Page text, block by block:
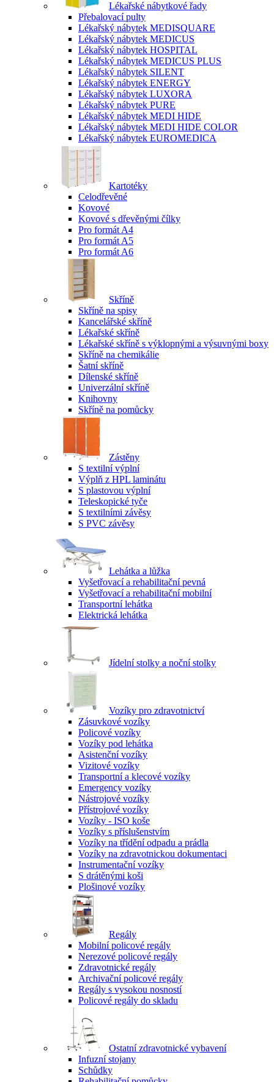
Lékařské nábytkové řady
Přebalovací pulty
Lékařský nábytek MEDISQUARE
Lékařský nábytek MEDICUS
Lékařský nábytek HOSPITAL
Lékařský nábytek MEDICUS PLUS
Lékařský nábytek SILENT
Lékařský nábytek ENERGY
Lékařský nábytek LUXORA
Lékařský nábytek PURE
Lékařský nábytek MEDI HIDE
Lékařský nábytek MEDI HIDE COLOR
Lékařský nábytek EUROMEDICA
Kartotéky
Celodřevěné
Kovové
Kovové s dřevěnými čílky
Pro formát A4
Pro formát A5
Pro formát A6
Skříně
Skříně na spisy
Kancelářské skříně
Lékařské skříně
Lékařské skříně s výklopnými a výsuvnými boxy
Skříně na chemikálie
Šatní skříně
Dílenské skříně
Univerzální skříně
Knihovny
Skříně na pomůcky
Zástěny
S textilní výplní
Výplň z HPL laminátu
S plastovou výplní
Teleskopické tyče
S textilními závěsy
S PVC závěsy
Lehátka a lůžka
Vyšetřovací a rehabilitační pevná
Vyšetřovací a rehabilitační mobilní
Transportní lehátka
Elektrická lehátka
Jídelní stolky a noční stolky
Vozíky pro zdravotnictví
Zásuvkové vozíky
Policové vozíky
Vozíky pod lehátka
Asistenční vozíky
Vizitové vozíky
Transportní a klecové vozíky
Emergency vozíky
Nástrojové vozíky
Přístrojové vozíky
Vozíky - ISO koše
Vozíky s příslušenstvím
Vozíky na třídění odpadu a prádla
Vozíky na zdravotnickou dokumentaci
Instrumentační vozíky
S drátěnými koši
Plošinové vozíky
Regály
Mobilní policové regály
Nerezové policové regály
Zdravotnické regály
Archivační policové regály
Regály s vysokou nosností
Policové regály do skladu
Ostatní zdravotnické vybavení
Infuzní stojany
Schůdky